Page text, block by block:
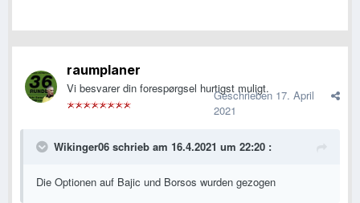
raumplaner
Vi besvarer din forespørgsel hurtigst muligt.
Geschrieben 17. April
2021
Wikinger06 schrieb am 16.4.2021 um 22:20 :
Die Optionen auf Bajic und Borsos wurden gezogen